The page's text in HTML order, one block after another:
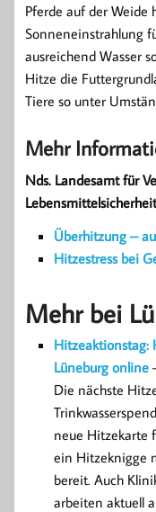
Pferde auf der Weide
Sonneneinstrahlung
ausreichend Wasser
Hitze die
Tiere so unter
Mehr
Nds. Landesamt für
Überhitzung –
Hitzestress bei
Mehr bei
Hitzeaktionstag:
Lüneburg online
Die nächste
neue Hitzekarte
ein Hitzeknigge
bereit. Auch
arbeiten aktuell